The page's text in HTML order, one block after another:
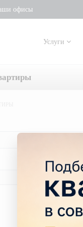
офисы
Услуги